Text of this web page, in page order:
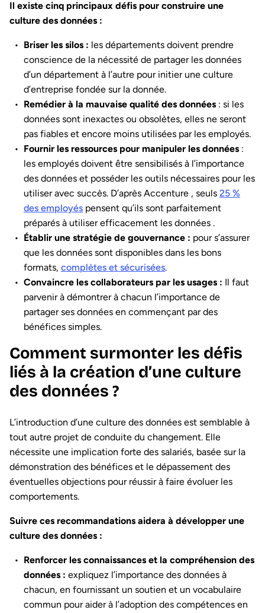
Il existe cinq principaux défis pour construire une
culture des données :
Briser les silos : les départements doivent prendre
conscience de la nécessité de partager les données
d’un département à l’autre pour initier une culture
d’entreprise fondée sur la donnée.
Remédier à la mauvaise qualité des données : si les
données sont inexactes ou obsolètes, elles ne seront
pas fiables et encore moins utilisées par les employés.
Fournir les ressources pour manipuler les données :
les employés doivent être sensibilisés à l’importance
des données et posséder les outils nécessaires pour les
utiliser avec succès. D’après Accenture , seuls 25 %
des employés pensent qu’ils sont parfaitement
préparés à utiliser efficacement les données .
Établir une stratégie de gouvernance : pour s’assurer
que les données sont disponibles dans les bons
formats, complètes et sécurisées.
Convaincre les collaborateurs par les usages : Il faut
parvenir à démontrer à chacun l’importance de
partager ses données en commençant par des
bénéfices simples.
Comment surmonter les défis
liés à la création d’une culture
des données ?
L’introduction d’une culture des données est semblable à
tout autre projet de conduite du changement. Elle
nécessite une implication forte des salariés, basée sur la
démonstration des bénéfices et le dépassement des
éventuelles objections pour réussir à faire évoluer les
comportements.
Suivre ces recommandations aidera à développer une
culture des données :
Renforcer les connaissances et la compréhension des
données : expliquez l’importance des données à
chacun, en fournissant un soutien et un vocabulaire
commun pour aider à l’adoption des compétences en